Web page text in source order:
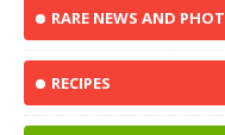
RARE NEWS AND
RECIPES